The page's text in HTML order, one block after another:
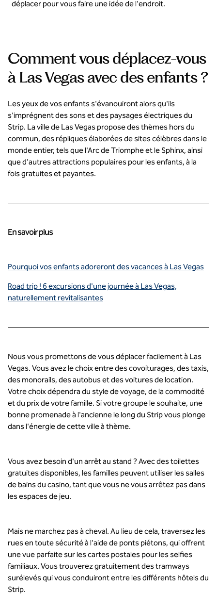
déplacer pour vous faire une idée de l'endroit.
Comment vous déplacez-vous
à Las Vegas avec des enfants ?
Les yeux de vos enfants s'évanouiront alors qu'ils
s'imprégnent des sons et des paysages électriques du
Strip. La ville de Las Vegas propose des thèmes hors du
commun, des répliques élaborées de sites célèbres dans le
monde entier, tels que l'Arc de Triomphe et le Sphinx, ainsi
que d'autres attractions populaires pour les enfants, à la
fois gratuites et payantes.
En savoir plus
Pourquoi vos enfants adoreront des vacances à Las Vegas
Road trip ! 6 excursions d'une journée à Las Vegas,
naturellement revitalisantes
Nous vous promettons de vous déplacer facilement à Las
Vegas. Vous avez le choix entre des covoiturages, des taxis,
des monorails, des autobus et des voitures de location.
Votre choix dépendra du style de voyage, de la commodité
et du prix de votre famille. Si votre groupe le souhaite, une
bonne promenade à l'ancienne le long du Strip vous plonge
dans l'énergie de cette ville à thème.
Vous avez besoin d'un arrêt au stand ? Avec des toilettes
gratuites disponibles, les familles peuvent utiliser les salles
de bains du casino, tant que vous ne vous arrêtez pas dans
les espaces de jeu.
Mais ne marchez pas à cheval. Au lieu de cela, traversez les
rues en toute sécurité à l'aide de ponts piétons, qui offrent
une vue parfaite sur les cartes postales pour les selfies
familiaux. Vous trouverez gratuitement des tramways
surélevés qui vous conduiront entre les différents hôtels du
Strip.